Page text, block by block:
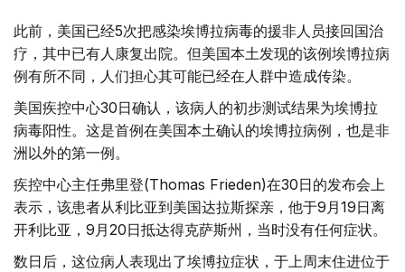
此前，美国已经5次把感染埃博拉病毒的援非人员接回国治
疗，其中已有人康复出院。但美国本土发现的该例埃博拉病
例有所不同，人们担心其可能已经在人群中造成传染。
美国疾控中心30日确认，该病人的初步测试结果为埃博拉
病毒阳性。这是首例在美国本土确认的埃博拉病例，也是非
洲以外的第一例。
疾控中心主任弗里登(Thomas Frieden)在30日的发布会上
表示，该患者从利比亚到美国达拉斯探亲，他于9月19日离
开利比亚，9月20日抵达得克萨斯州，当时没有任何症状。
数日后，这位病人表现出了埃博拉症状，于上周末住进位于